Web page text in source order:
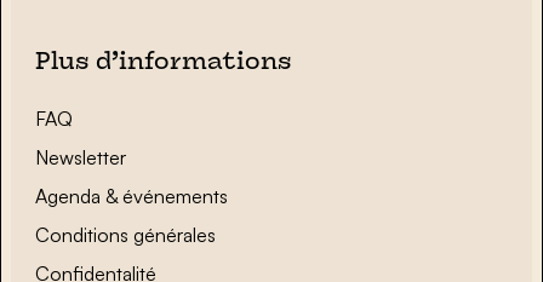
Plus d’informations
FAQ
Newsletter
Agenda & événements
Conditions générales
Confidentalité